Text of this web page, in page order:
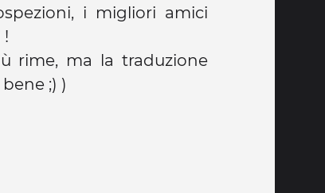
i migliori amici
rime, ma la traduzione
;) )